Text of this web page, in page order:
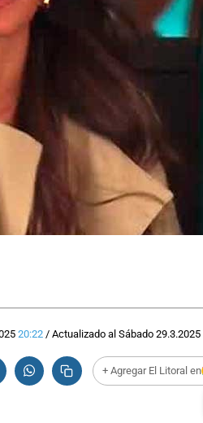
20:22 / Actualizado al Sábado 29.3.2025
+ Agregar El Litoral en